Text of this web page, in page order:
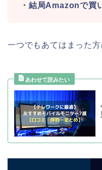
・結局Amazonで買
一つでもあてはまった方